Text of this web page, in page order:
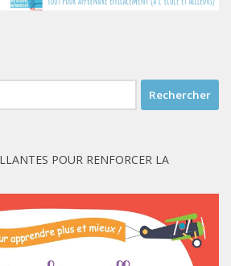
POUR RENFORCER LA